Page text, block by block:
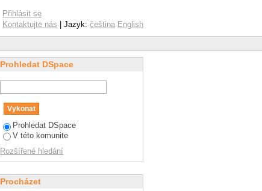
Přihlásit se
Kontaktujte nás | Jazyk: čeština English
Prohledat DSpace
Prohledat DSpace
V této komunite
Rozšířené hledání
Procházet